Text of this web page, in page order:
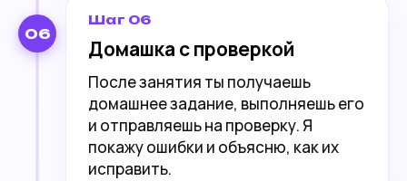
06
Шаг 06
Домашка с проверкой
После занятия ты получаешь
домашнее задание, выполняешь его
и отправляешь на проверку. Я
покажу ошибки и объясню, как их
исправить.